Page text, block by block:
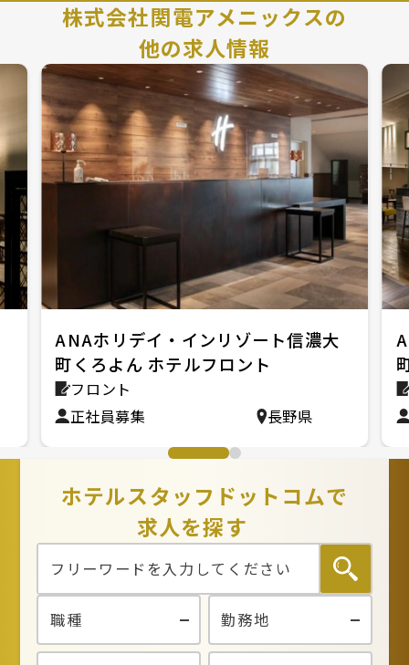
株式会社関電アメニックスの
他の求人情報
ANAホリデイ・インリゾート信濃大
町くろよん ホテルフロント
フロント
正社員募集
長野県
ホテルスタッフドットコムで
求人を探す